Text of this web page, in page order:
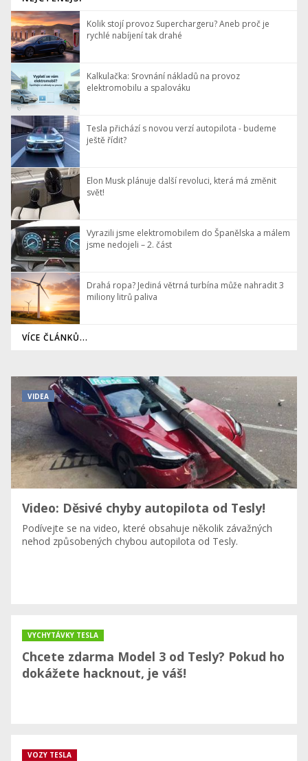
Kolik stojí provoz Superchargeru? Aneb proč je
rychlé nabíjení tak drahé
Kalkulačka: Srovnání nákladů na provoz
elektromobilu a spalováku
Tesla přichází s novou verzí autopilota - budeme
ještě řídit?
Elon Musk plánuje další revoluci, která má změnit
svět!
Vyrazili jsme elektromobilem do Španělska a málem
jsme nedojeli – 2. část
Drahá ropa? Jediná větrná turbína může nahradit 3
miliony litrů paliva
VÍCE ČLÁNKŮ...
Video: Děsivé chyby autopilota od Tesly!
Podívejte se na video, které obsahuje několik závažných
nehod způsobených chybou autopilota od Tesly.
VIDEA
Chcete zdarma Model 3 od Tesly? Pokud ho
dokážete hacknout, je váš!
VYCHYTÁVKY TESLA
VOZY TESLA